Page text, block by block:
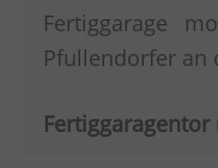
Fertiggarage
Pfullendorfer an